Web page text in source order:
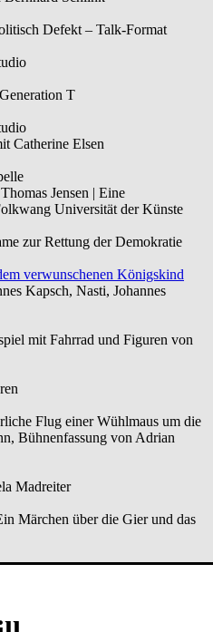
Defekt – Talk-Format
Generation T
Catherine Elsen
Jensen | Eine
Universität der Künste
zur Rettung der Demokratie
verwunschenen Königskind
Kapsch, Nasti, Johannes
mit Fahrrad und Figuren von
Flug einer Wühlmaus um die
Bühnenfassung von Adrian
Madreiter
Märchen über die Gier und das
partizipatives Geräuschtheater
Kai Fischer
Gebärdensprache